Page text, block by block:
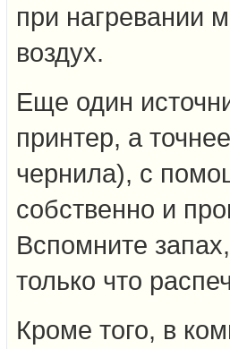
при нагревании
воздух.
Еще один
принтер, а
чернила), с
собственно и
Вспомните
только что
Кроме того, в